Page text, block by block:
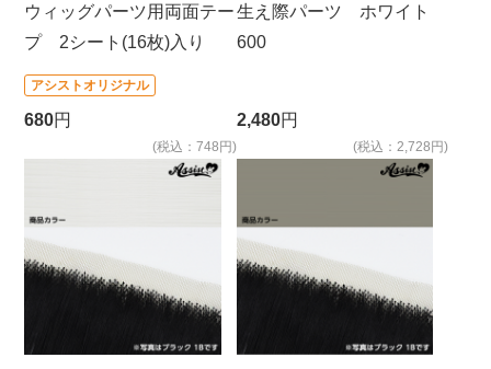
ウィッグパーツ用両面テー
プ 2シート(16枚)入り
アシストオリジナル
680円
(税込：748円)
生え際パーツ ホワイト
600
2,480円
(税込：2,728円)